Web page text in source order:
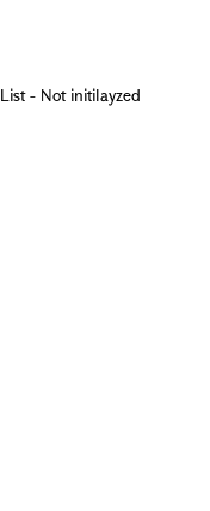
List - Not initilayzed